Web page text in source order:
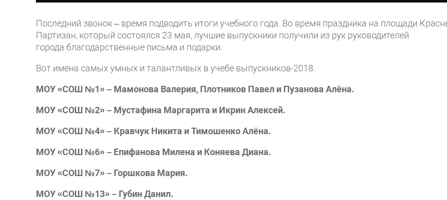
Последний звонок – время подводить итоги учебного года. Во время праздника на площади
Партизан, который состоялся 23 мая, лучшие выпускники получили из рук руководителей
города благодарственные письма и подарки.
Вот имена самых умных и талантливых в учебе выпускников-2018:
МОУ «СОШ №1» – Мамонова Валерия, Плотников Павел и Пузанова Алёна.
МОУ «СОШ №2» – Мустафина Маргарита и Икрин Алексей.
МОУ «СОШ №4» – Кравчук Никита и Тимошенко Алёна.
МОУ «СОШ №6» – Епифанова Милена и Коняева Диана.
МОУ «СОШ №7» – Горшкова Мария.
МОУ «СОШ №13» – Губин Данил.